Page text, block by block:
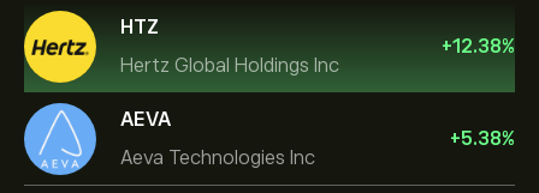
HTZ
Hertz Global Holdings Inc
+12.38%
AEVA
Aeva Technologies Inc
+5.38%